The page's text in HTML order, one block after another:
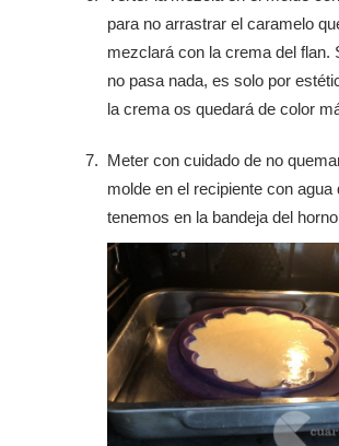
para no arrastrar el caramelo
mezclará con la crema del flan.
no pasa nada, es solo por
la crema os quedará de color
Meter con cuidado de no
molde en el recipiente con agua
tenemos en la bandeja del